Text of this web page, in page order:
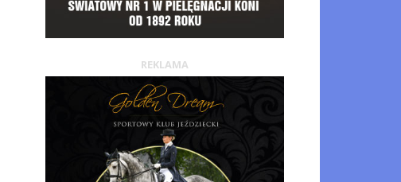
REKLAMA